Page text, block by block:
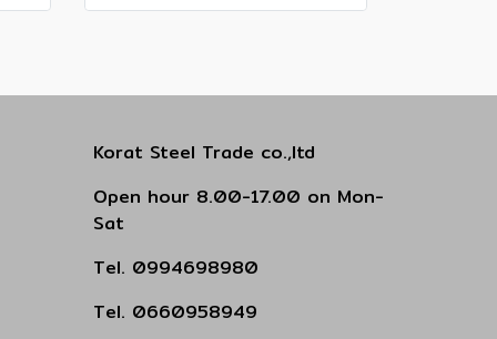
Korat Steel Trade co.,ltd
Open hour 8.00-17.00 on Mon-
Sat
Tel. 0994698980
Tel. 0660958949